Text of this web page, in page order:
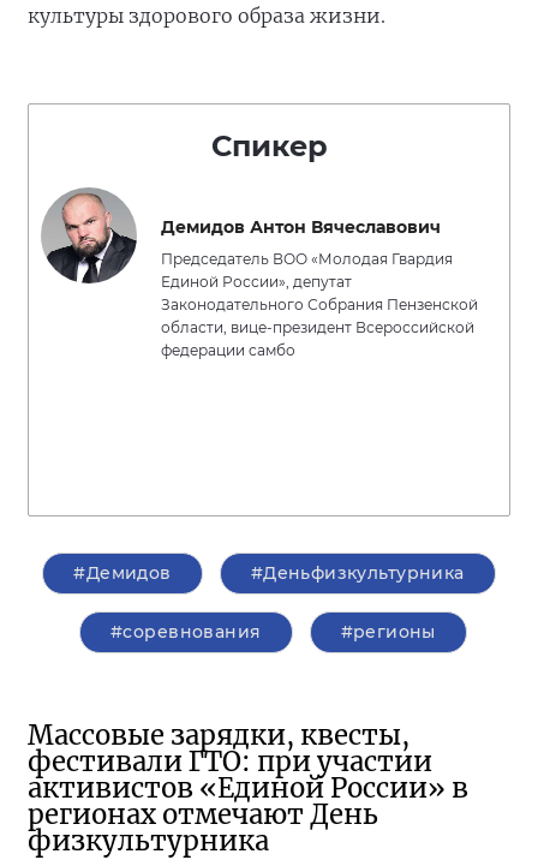
культуры здорового образа жизни.
Спикер
Демидов Антон Вячеславович
Председатель ВОО «Молодая Гвардия
Единой России», депутат
Законодательного Собрания Пензенской
области, вице-президент Всероссийской
федерации самбо
#Демидов #Деньфизкультурника
#соревнования #регионы
Массовые зарядки, квесты,
фестивали ГТО: при участии
активистов «Единой России» в
регионах отмечают День
физкультурника